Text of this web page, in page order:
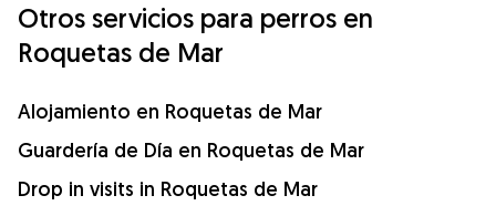
Otros servicios para perros en
Roquetas de Mar
Alojamiento en Roquetas de Mar
Guardería de Día en Roquetas de Mar
Drop in visits in Roquetas de Mar